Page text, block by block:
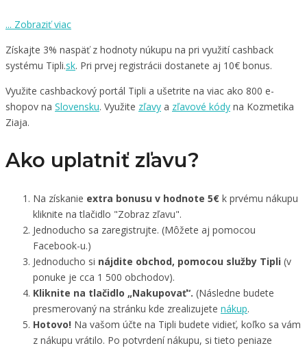
... Zobraziť viac
Získajte 3% naspäť z hodnoty núkupu na pri využití cashback
systému Tipli.sk. Pri prvej registrácii dostanete aj 10€ bonus.
Využite cashbackový portál Tipli a ušetrite na viac ako 800 e-
shopov na Slovensku. Využite zľavy a zľavové kódy na Kozmetika
Ziaja.
Ako uplatniť zľavu?
Na získanie extra bonusu v hodnote 5€ k prvému nákupu
kliknite na tlačidlo "Zobraz zľavu".
Jednoducho sa zaregistrujte. (Môžete aj pomocou
Facebook-u.)
Jednoducho si nájdite obchod, pomocou služby Tipli (v
ponuke je cca 1 500 obchodov).
Kliknite na tlačidlo „Nakupovať“. (Následne budete
presmerovaný na stránku kde zrealizujete nákup.
Hotovo! Na vašom účte na Tipli budete vidieť, koľko sa vám
z nákupu vrátilo. Po potvrdení nákupu, si tieto peniaze